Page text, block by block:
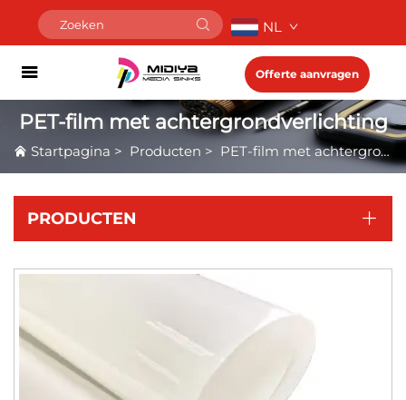
NL
Offerte aanvragen
PET-film met achtergrondverlichting
Startpagina > Producten > PET-film met achtergrondverlichting
PRODUCTEN